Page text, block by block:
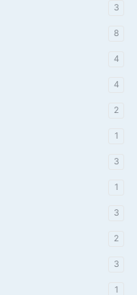
3
8
4
4
2
1
3
1
3
2
3
1